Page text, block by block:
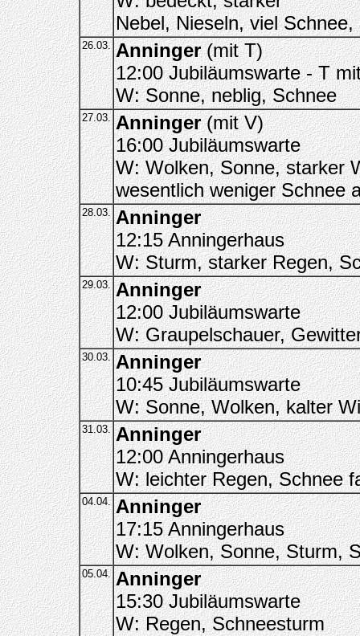
Nebel, Nieseln, viel Schnee,
26.03. Anninger(mit T)
12:00 Jubiläumswarte - T
W: Sonne, neblig, Schnee
27.03. Anninger(mit V)
16:00 Jubiläumswarte
W: Wolken, Sonne, starker
wesentlich weniger Schnee
28.03. Anninger
12:15 Anningerhaus
W: Sturm, starker Regen,
29.03. Anninger
12:00 Jubiläumswarte
W: Graupelschauer,
30.03. Anninger
10:45 Jubiläumswarte
W: Sonne, Wolken, kalter
31.03. Anninger
12:00 Anningerhaus
W: leichter Regen, Schnee
04.04. Anninger
17:15 Anningerhaus
W: Wolken, Sonne, Sturm,
05.04. Anninger
15:30 Jubiläumswarte
W: Regen, Schneesturm